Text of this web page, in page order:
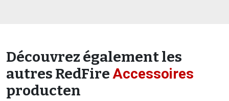
Découvrez également les
autres RedFireAccessoires
producten